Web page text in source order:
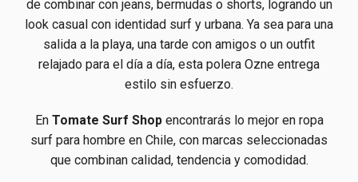
de combinar con jeans, bermudas o shorts, logrando un
look casual con identidad surf y urbana. Ya sea para una
salida a la playa, una tarde con amigos o un outfit
relajado para el día a día, esta polera Ozne entrega
estilo sin esfuerzo.
En Tomate Surf Shopencontrarás lo mejor en ropa
surf para hombre en Chile, con marcas seleccionadas
que combinan calidad, tendencia y comodidad.